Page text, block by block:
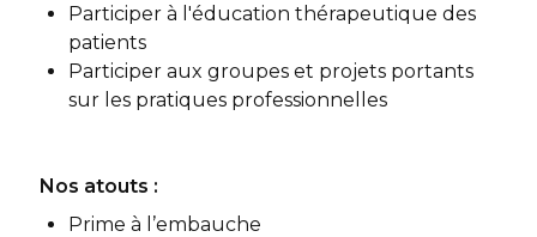
Participer à l'éducation thérapeutique des
patients
Participer aux groupes et projets portants
sur les pratiques professionnelles
Nos atouts :
Prime à l’embauche